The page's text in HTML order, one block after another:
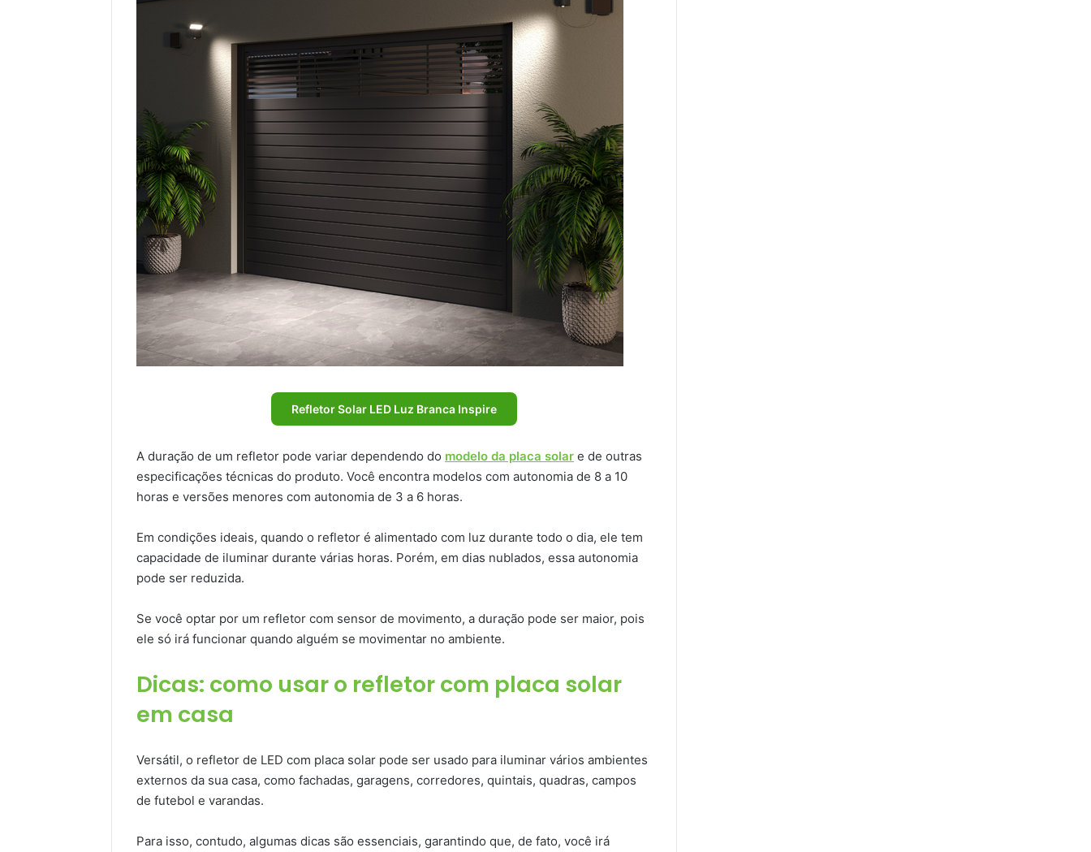
Refletor Solar LED Luz Branca Inspire
A duração de um refletor pode variar dependendo do modelo da placa solar e de outras
especificações técnicas do produto. Você encontra modelos com autonomia de 8 a 10
horas e versões menores com autonomia de 3 a 6 horas.
Em condições ideais, quando o refletor é alimentado com luz durante todo o dia, ele tem
capacidade de iluminar durante várias horas. Porém, em dias nublados, essa autonomia
pode ser reduzida.
Se você optar por um refletor com sensor de movimento, a duração pode ser maior, pois
ele só irá funcionar quando alguém se movimentar no ambiente.
Dicas: como usar o refletor com placa solar
em casa
Versátil, o refletor de LED com placa solar pode ser usado para iluminar vários ambientes
externos da sua casa, como fachadas, garagens, corredores, quintais, quadras, campos
de futebol e varandas.
Para isso, contudo, algumas dicas são essenciais, garantindo que, de fato, você irá